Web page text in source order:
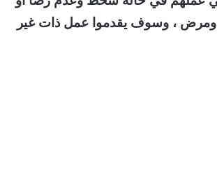
ومرض ، وسوف يقدموا عمل ذات غير